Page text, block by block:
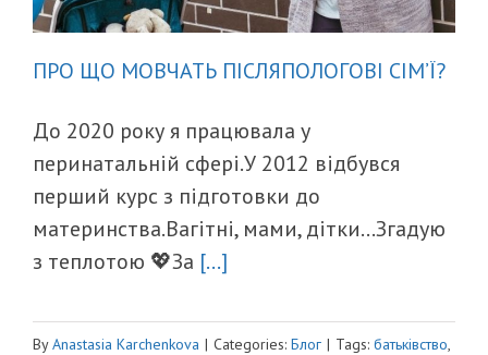
ПРО ЩО МОВЧАТЬ ПІСЛЯПОЛОГОВІ СІМ’Ї?
До 2020 року я працювала у
перинатальній сфері.У 2012 відбувся
перший курс з підготовки до
материнства.Вагітні, мами, дітки...Згадую
з теплотою 💖За [...]
ByAnastasia Karchenkova | Categories: Блог | Tags: батьківство,